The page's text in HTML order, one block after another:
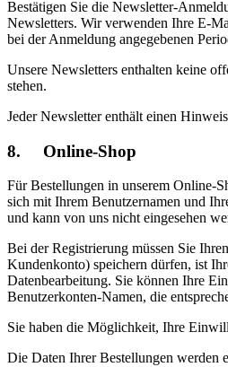
Bestätigen Sie die Newsletter-
Newsletters. Wir verwenden Ihre E-
bei der Anmeldung angegebenen
Unsere Newsletters enthalten keine
stehen.
Jeder Newsletter enthält einen
8. Online-Shop
Für Bestellungen in unserem Online-
sich mit Ihrem Benutzernamen und
und kann von uns nicht eingesehen
Bei der Registrierung müssen Sie
Kundenkonto) speichern dürfen, ist
Datenbearbeitung. Sie können Ihre
Benutzerkonten-Namen, die
Sie haben die Möglichkeit, Ihre
Die Daten Ihrer Bestellungen werden